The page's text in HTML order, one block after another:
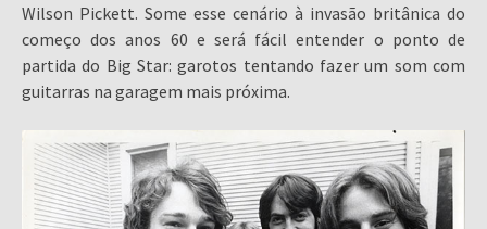
Wilson Pickett. Some esse cenário à invasão britânica do
começo dos anos 60 e será fácil entender o ponto de
partida do Big Star: garotos tentando fazer um som com
guitarras na garagem mais próxima.